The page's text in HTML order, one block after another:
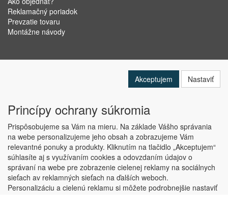
Reklamačný poriadok
Prevzatie tovaru
Montážne návody
Copyright © ABRA Software a.s. 2019
Akceptujem Nastaviť
Princípy ochrany súkromia
Prispôsobujeme sa Vám na mieru. Na základe Vášho správania
na webe personalizujeme jeho obsah a zobrazujeme Vám
relevantné ponuky a produkty. Kliknutím na tlačidlo „Akceptujem“
súhlasíte aj s využívaním cookies a odovzdaním údajov o
správaní na webe pre zobrazenie cielenej reklamy na sociálnych
sieťach av reklamných sieťach na ďalších weboch.
Personalizáciu a cielenú reklamu si môžete podrobnejšie nastaviť